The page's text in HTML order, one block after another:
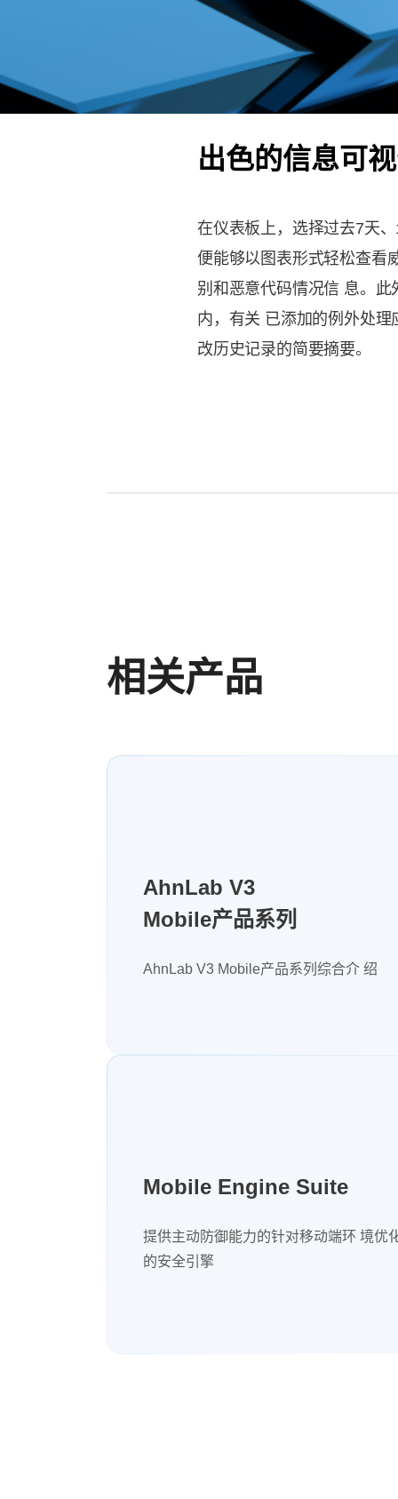
이전
出色的信息可
在仪表板上，选择过去7天
便能够以图表形式轻松查看
别和恶意代码情况信 息。
内，有关 已添加的例外处
改历史记录的简要摘要。
相关产品
AhnLab V3
Mobile产品系列
AhnLab V3 Mobile产品系列综合介 绍
Mobile Engine Suite
提供主动防御能力的针对移动端环 境优
的安全引擎